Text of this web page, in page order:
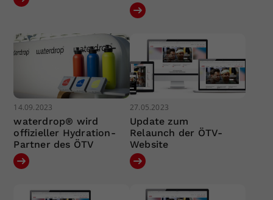
14.09.2023
waterdrop® wird
offizieller Hydration-
Partner des ÖTV
27.05.2023
Update zum
Relaunch der ÖTV-
Website